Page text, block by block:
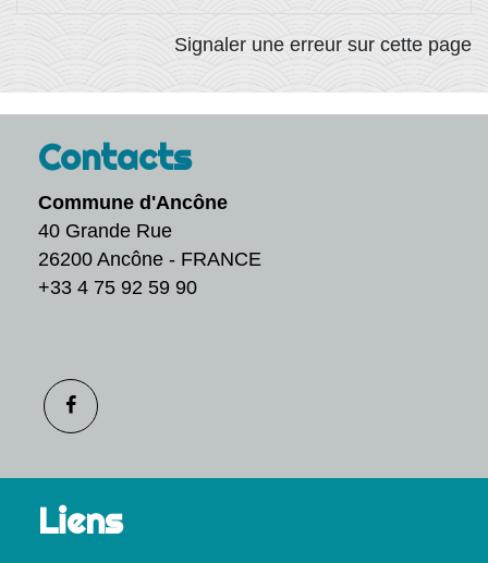
Signaler une erreur sur cette page
Contacts
Commune d'Ancône
40 Grande Rue
26200 Ancône - FRANCE
+33 4 75 92 59 90
Liens